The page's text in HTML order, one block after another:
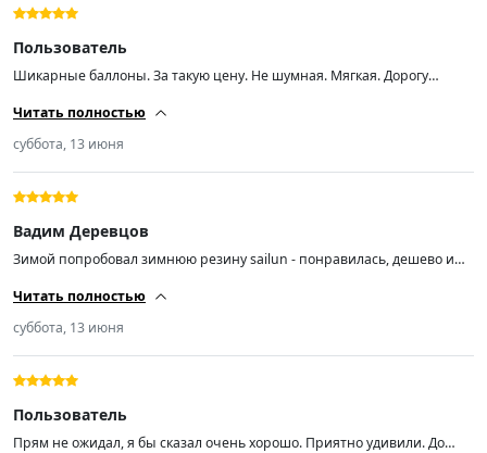
Пользователь
Шикарные баллоны. За такую цену. Не шумная. Мягкая. Дорогу
Читать полностью
суббота, 13 июня
Вадим Деревцов
Зимой попробовал зимнюю резину sailun - понравилась, дешево и
почему нет) Вода, грязь, сухая дорога - все держит, как минимум для
такой цены. На скорости больше 100 в повороте немного
проскальзывает, но опять же, в большинстве случаев резины более
чем достаточно )
Читать полностью
суббота, 13 июня
Пользователь
Прям не ожидал, я бы сказал очень хорошо. Приятно удивили. До